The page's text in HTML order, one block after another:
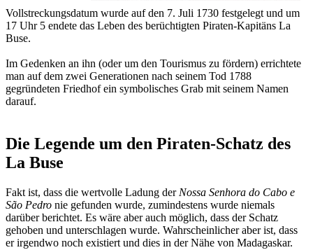
Vollstreckungsdatum wurde auf den 7. Juli 1730 festgelegt und um
17 Uhr 5 endete das Leben des berüchtigten Piraten-Kapitäns La
Buse.
Im Gedenken an ihn (oder um den Tourismus zu fördern) errichtete
man auf dem zwei Generationen nach seinem Tod 1788
gegründeten Friedhof ein symbolisches Grab mit seinem Namen
darauf.
Die Legende um den Piraten-Schatz des
La Buse
Fakt ist, dass die wertvolle Ladung der Nossa Senhora do Cabo e
São Pedro nie gefunden wurde, zumindestens wurde niemals
darüber berichtet. Es wäre aber auch möglich, dass der Schatz
gehoben und unterschlagen wurde. Wahrscheinlicher aber ist, dass
er irgendwo noch existiert und dies in der Nähe von Madagaskar.